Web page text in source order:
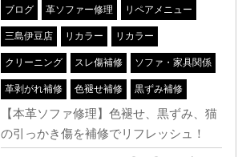
ブログ 革ソファー修理 リペアメニュー
三島伊豆店 リカラー リカラー
クリーニング スレ傷補修 ソファ・家具関係
革剥がれ補修 色褪せ補修 黒ずみ補修
【本革ソファ修理】色褪せ、黒ずみ、猫
の引っかき傷を補修でリフレッシュ！